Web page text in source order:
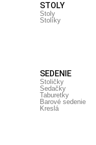
STOLY
Stoly
Stolíky
SEDENIE
Stoličky
Sedačky
Taburetky
Barové sedenie
Kreslá